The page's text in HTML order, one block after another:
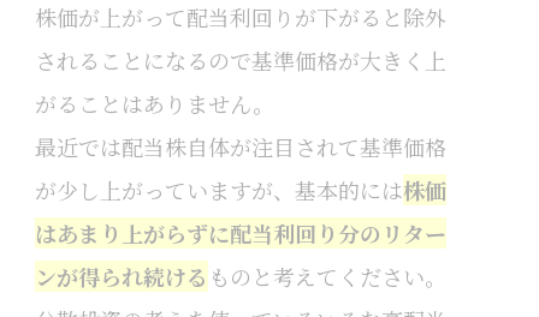
株価が上がって配当利回りが下がると除外
されることになるので基準価格が大きく上
がることはありません。
最近では配当株自体が注目されて基準価格
が少し上がっていますが、基本的には株価
はあまり上がらずに配当利回り分のリター
ンが得られ続ける ものと考えてください。